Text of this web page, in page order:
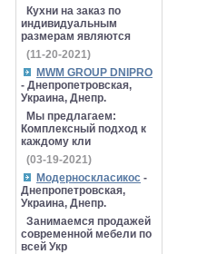
Кухни на заказ по
индивидуальным
размерам являются
(11-20-2021)
MWM GROUP DNIPRO
- Днепропетровская,
Украина, Днепр.
Мы предлагаем:
Комплексный подход к
каждому кли
(03-19-2021)
Модерноскласикос -
Днепропетровская,
Украина, Днепр.
Занимаемся продажей
современной мебели по
всей Укр